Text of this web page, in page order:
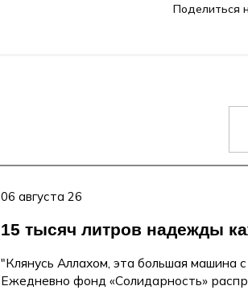
Поделиться
06 августа 26
15 тысяч литров надежды
"Клянусь Аллахом, эта большая машина
Ежедневно фонд «Солидарность»